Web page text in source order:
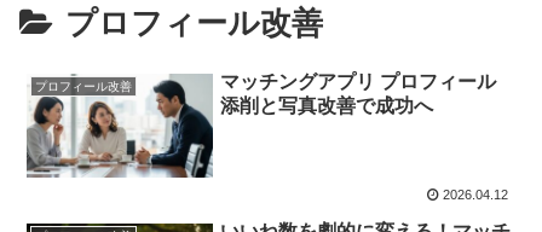
プロフィール改善
プロフィール改善
マッチングアプリ プロフィール
添削と写真改善で成功へ
2026.04.12